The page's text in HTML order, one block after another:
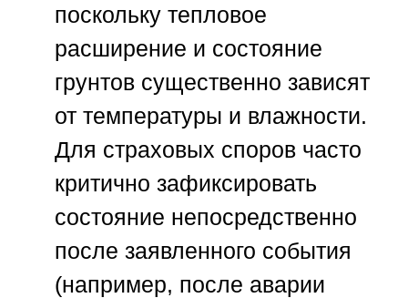
поскольку тепловое
расширение и состояние
грунтов существенно зависят
от температуры и влажности.
Для страховых споров часто
критично зафиксировать
состояние непосредственно
после заявленного события
(например, после аварии